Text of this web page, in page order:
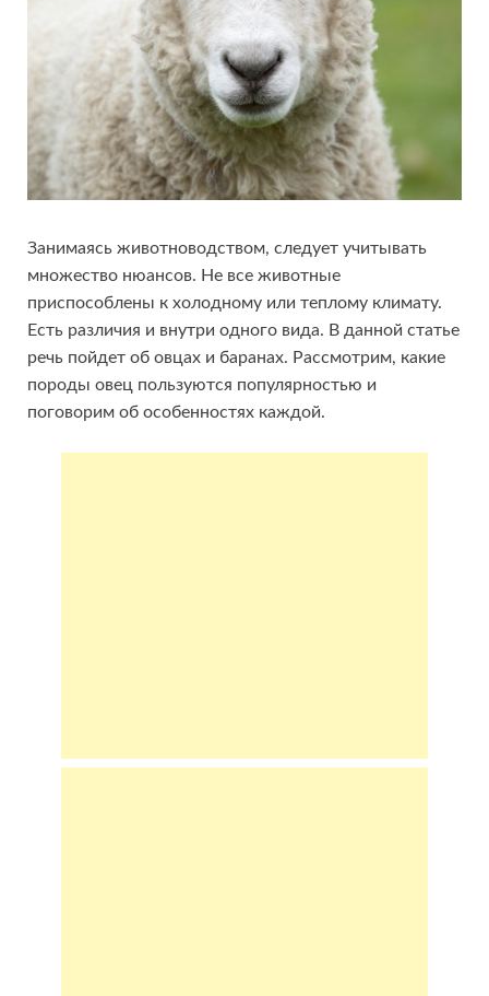
Занимаясь животноводством, следует учитывать
множество нюансов. Не все животные
приспособлены к холодному или теплому климату.
Есть различия и внутри одного вида. В данной статье
речь пойдет об овцах и баранах. Рассмотрим, какие
породы овец пользуются популярностью и
поговорим об особенностях каждой.